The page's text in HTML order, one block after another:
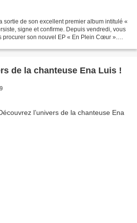
sortie de son excellent premier album intitulé «
signe et confirme. Depuis vendredi, vous
procurer son nouvel EP « En Plein Cœur ».
de la chanteuse Ena Luis !